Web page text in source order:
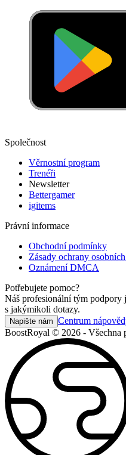
Společnost
Věrnostní program
Trenéři
Newsletter
Bettergamer
igitems
Právní informace
Obchodní podmínky
Zásady ochrany
Oznámení DMCA
Potřebujete pomoc?
Náš profesionální tým podpory
s jakýmikoli dotazy.
Napište nám Centrum
BoostRoyal © 2026 - Všechna